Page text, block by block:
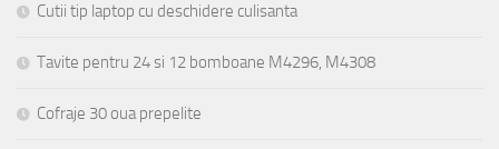
Cutii tip laptop cu deschidere culisanta
Tavite pentru 24 si 12 bomboane M4296, M4308
Cofraje 30 oua prepelite